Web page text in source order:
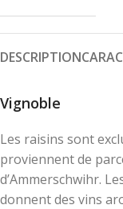
DESCRIPTION
Vignoble
Les raisins sont
proviennent de
d’Ammerschwihr.
donnent des vins